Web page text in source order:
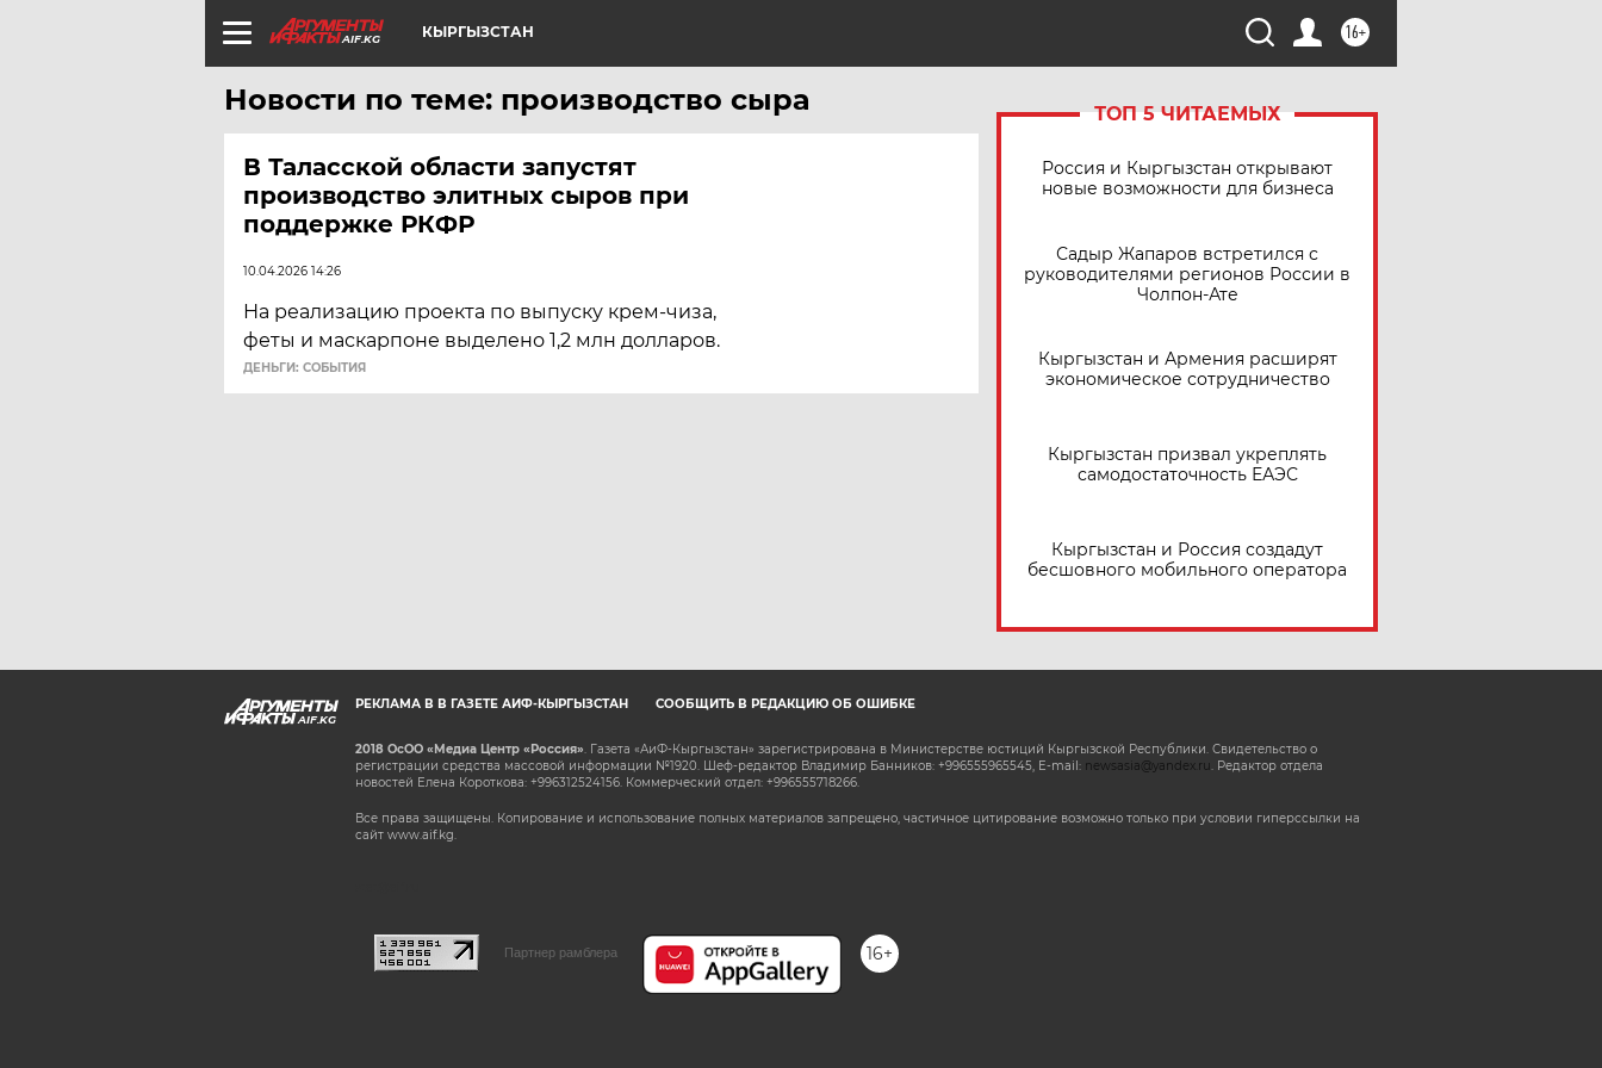
AIF.KG 16+
КЫРГЫЗСТАН
Новости по теме: производство сыра
В Таласской области запустят
производство элитных сыров при
поддержке РКФР
10.04.2026 14:26
На реализацию проекта по выпуску крем-чиза,
феты и маскарпоне выделено 1,2 млн долларов.
ДЕНЬГИ: СОБЫТИЯ
ТОП 5 ЧИТАЕМЫХ
Россия и Кыргызстан открывают
новые возможности для бизнеса
Садыр Жапаров встретился с
руководителями регионов России в
Чолпон-Ате
Кыргызстан и Армения расширят
экономическое сотрудничество
Кыргызстан призвал укреплять
самодостаточность ЕАЭС
Кыргызстан и Россия создадут
бесшовного мобильного оператора
AIF.KG
РЕКЛАМА В В ГАЗЕТЕ АИФ-КЫРГЫЗСТАН СООБЩИТЬ В РЕДАКЦИЮ ОБ ОШИБКЕ
2018 ОсОО «Медиа Центр «Россия». Газета «АиФ-Кыргызстан» зарегистрирована в Министерстве юстиций Кыргызской Республики. Свидетельство о
регистрации средства массовой информации №1920. Шеф-редактор Владимир Банников: +996555965545, E-mail: newsasia@yandex.ru. Редактор отдела
новостей Елена Короткова: +996312524156. Коммерческий отдел: +996555718266.
Все права защищены. Копирование и использование полных материалов запрещено, частичное цитирование возможно только при условии гиперссылки на
сайт www.aif.kg.
Партнер рамблера 16+